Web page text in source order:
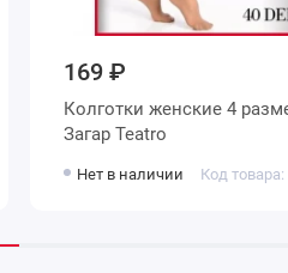
169 ₽
Колготки женские 4 размер 40 ден
Загар Teatro
Нет в наличии Код